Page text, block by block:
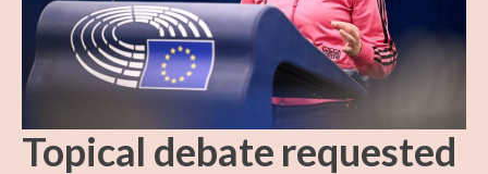
Topical debate requested